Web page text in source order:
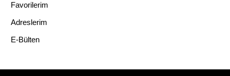
Favorilerim
Adreslerim
E-Bülten